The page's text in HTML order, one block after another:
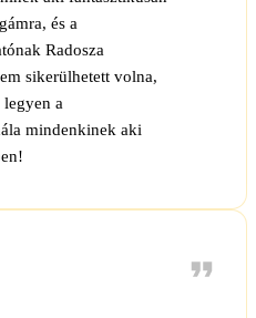
és a
Radosza
sikerülhetett volna,
a
mindenkinek aki